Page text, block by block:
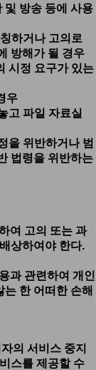
및 방송 등에 사용
하거나 고의로
방해가 될 경우
시정 요구가 있는
우
고 파일 자료실
을 위반하거나 범
법령을 위반하는
여 고의 또는 과
상하여야 한다.
과 관련하여 개인
한 어떠한 손해
의 서비스 중지
스를 제공할 수